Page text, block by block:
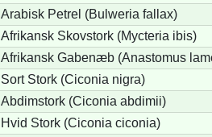
Arabisk Petrel (Bulweria fallax)
Afrikansk Skovstork (Mycteria ibis)
Afrikansk Gabenæb (Anastomus
Sort Stork (Ciconia nigra)
Abdimstork (Ciconia abdimii)
Hvid Stork (Ciconia ciconia)